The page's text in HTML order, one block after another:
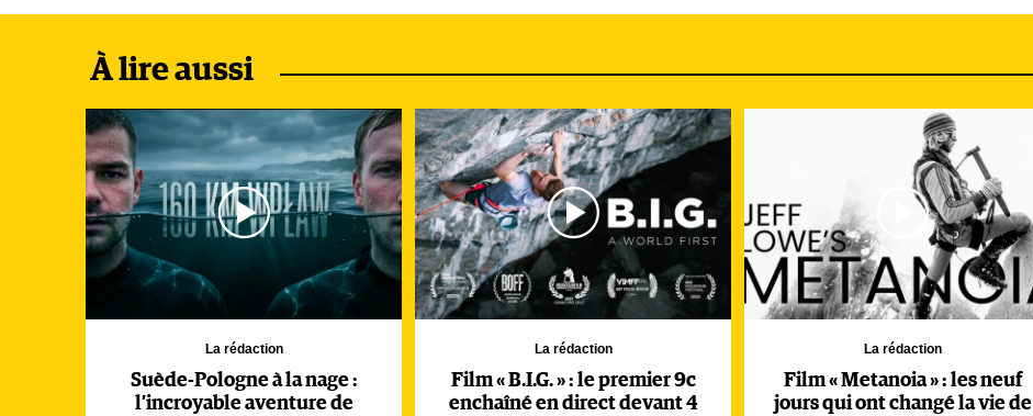
À lire aussi
La rédaction
Suède-Pologne à la nage :
l’incroyable aventure de
La rédaction
Film « B.I.G. » : le premier 9c
enchaîné en direct devant 4
La rédaction
Film « Metanoia » : les neuf
jours qui ont changé la vie de